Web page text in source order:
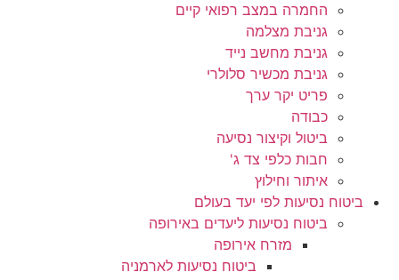
החמרה במצב רפואי קיים
גניבת מצלמה
גניבת מחשב נייד
גניבת מכשיר סלולרי
פריט יקר ערך
כבודה
ביטול וקיצור נסיעה
חבות כלפי צד ג'
איתור וחילוץ
ביטוח נסיעות לפי יעד בעולם
ביטוח נסיעות ליעדים באירופה
מזרח אירופה
ביטוח נסיעות לארמניה